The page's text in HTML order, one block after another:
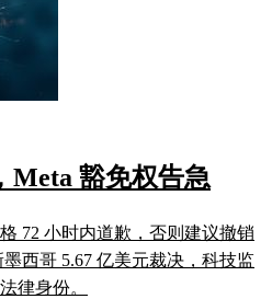
Meta 豁免权告急
72 小时内道歉，否则建议撤销
西哥 5.67 亿美元裁决，科技监
律身份。